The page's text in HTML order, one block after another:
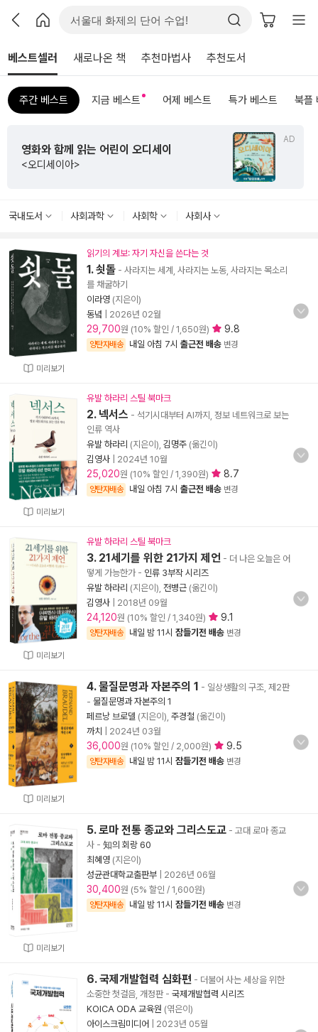
베스트셀러 새로나온 책 추천마법사 추천도서
주간 베스트 지금 베스트 어제 베스트 특가 베스트 북플
AD
영화와 함께 읽는 어린이 오디세이
<오디세이아>
국내도서 사회과학 사회학 사회사
미리보기
읽기의 계보: 자기 자신을 쓴다는 것
1. 쇳돌 - 사라지는 세계, 사라지는 노동, 사라지는 목소리
를 채굴하기
이라영 (지은이)
동녘
2026년 02월
29,700원 (10% 할인 / 1,650원) 9.8
양탄자배송 내일 아침 7시 출근전 배송 변경
미리보기
유발 하라리 스틸 북마크
2. 넥서스 - 석기시대부터 AI까지, 정보 네트워크로 보는
인류 역사
유발 하라리 (지은이), 김명주 (옮긴이)
김영사
2024년 10월
25,020원 (10% 할인 / 1,390원) 8.7
양탄자배송 내일 아침 7시 출근전 배송 변경
미리보기
유발 하라리 스틸 북마크
3. 21세기를 위한 21가지 제언 - 더 나은 오늘은 어
떻게 가능한가- 인류 3부작 시리즈
유발 하라리 (지은이), 전병근 (옮긴이)
김영사
2018년 09월
24,120원 (10% 할인 / 1,340원) 9.1
양탄자배송 내일 밤 11시 잠들기전 배송 변경
미리보기
4. 물질문명과 자본주의 1 - 일상생활의 구조, 제2판
- 물질문명과 자본주의 1
페르낭 브로델 (지은이), 주경철 (옮긴이)
까치
2024년 03월
36,000원 (10% 할인 / 2,000원) 9.5
양탄자배송 내일 밤 11시 잠들기전 배송 변경
미리보기
5. 로마 전통 종교와 그리스도교 - 고대 로마 종교
사 - 知의 회랑 60
최혜영 (지은이)
성균관대학교출판부
2026년 06월
30,400원 (5% 할인 / 1,600원)
양탄자배송 내일 밤 11시 잠들기전 배송 변경
6. 국제개발협력 심화편 - 더불어 사는 세상을 위한
소중한 첫걸음, 개정판- 국제개발협력 시리즈
KOICA ODA 교육원 (엮은이)
아이스크림미디어
2023년 05월